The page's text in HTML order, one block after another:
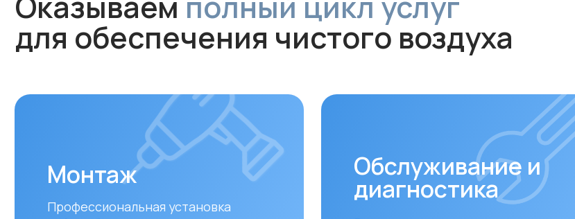
диагностика
раз в 6–12
месяцевдля долгой и эффективной
работы устройства.
Монтаж
Профессиональная установка
за 1 час без грязи и сложного
ремонта. Гарантируем аккуратную
работу и надежное крепление
устройства.